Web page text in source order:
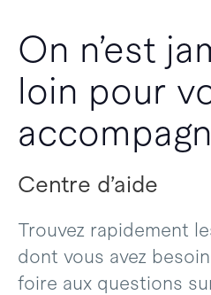
On n’est
loin pour
Centre d’aide
Trouvez rapidement
dont vous avez
foire aux questions